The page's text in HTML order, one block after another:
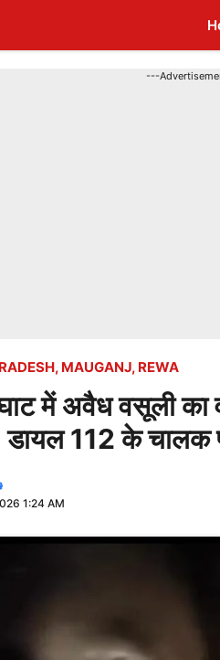
---
, MAUGANJ, REWA
में अवैध वसूली का
डायल 112 के चालक
1:24 AM